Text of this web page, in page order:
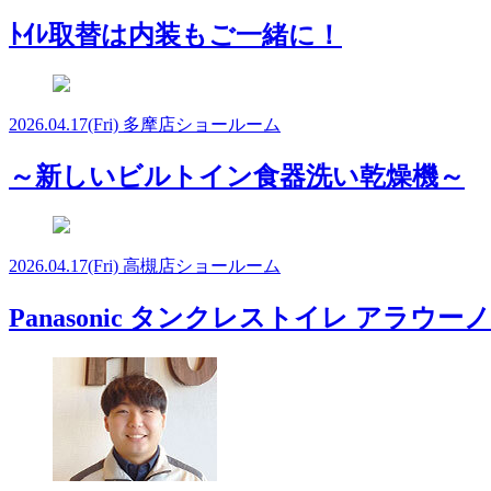
ﾄｲﾚ取替は内装もご一緒に！
2026.04.17(Fri) 多摩店ショールーム
～新しいビルトイン食器洗い乾燥機～
2026.04.17(Fri) 高槻店ショールーム
Panasonic タンクレストイレ アラウーノ